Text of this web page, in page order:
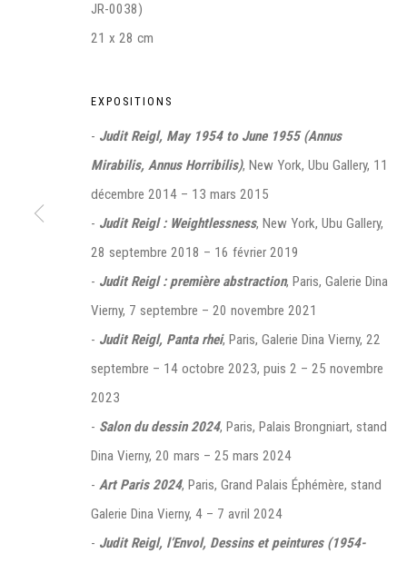
JUDIT REIGL, L'ENVOL.
CONTACT : inventaire@judit-reigl.com
JR-0038)
21 x 28 cm
EXPOSITIONS
- Judit Reigl, May 1954 to June 1955 (Annus
Mirabilis, Annus Horribilis), New York, Ubu Gallery, 11
décembre 2014 – 13 mars 2015
- Judit Reigl : Weightlessness, New York, Ubu Gallery,
28 septembre 2018 – 16 février 2019
- Judit Reigl : première abstraction, Paris, Galerie Dina
Vierny, 7 septembre – 20 novembre 2021
- Judit Reigl, Panta rhei, Paris, Galerie Dina Vierny, 22
septembre – 14 octobre 2023, puis 2 – 25 novembre
2023
- Salon du dessin 2024, Paris, Palais Brongniart, stand
Dina Vierny, 20 mars – 25 mars 2024
- Art Paris 2024, Paris, Grand Palais Éphémère, stand
Galerie Dina Vierny, 4 – 7 avril 2024
- Judit Reigl, l’Envol, Dessins et peintures (1954-